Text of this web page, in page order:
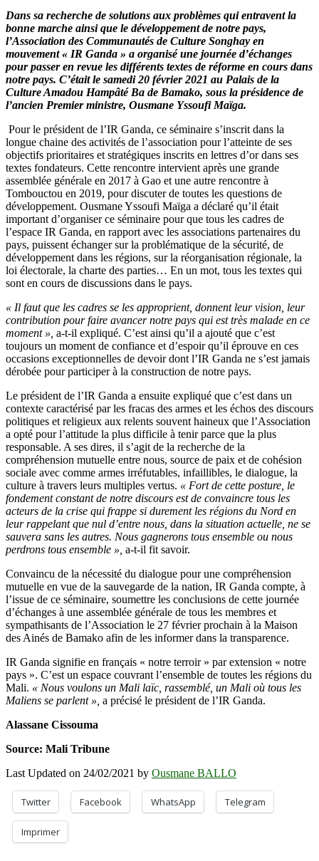
Dans sa recherche de solutions aux problèmes qui entravent la
bonne marche ainsi que le développement de notre pays,
l’Association des Communautés de Culture Songhay en
mouvement « IR Ganda » a organisé une journée d’échanges
pour passer en revue les différents textes de réforme en cours dans
notre pays. C’était le samedi 20 février 2021 au Palais de la
Culture Amadou Hampâté Ba de Bamako, sous la présidence de
l’ancien Premier ministre, Ousmane Yssoufi Maïga.
Pour le président de l’IR Ganda, ce séminaire s’inscrit dans la
longue chaine des activités de l’association pour l’atteinte de ses
objectifs prioritaires et stratégiques inscrits en lettres d’or dans ses
textes fondateurs. Cette rencontre intervient après une grande
assemblée générale en 2017 à Gao et une autre rencontre à
Tombouctou en 2019, pour discuter de toutes les questions de
développement. Ousmane Yssoufi Maïga a déclaré qu’il était
important d’organiser ce séminaire pour que tous les cadres de
l’espace IR Ganda, en rapport avec les associations partenaires du
pays, puissent échanger sur la problématique de la sécurité, de
développement dans les régions, sur la réorganisation régionale, la
loi électorale, la charte des parties… En un mot, tous les textes qui
sont en cours de discussions dans le pays.
« Il faut que les cadres se les approprient, donnent leur vision, leur
contribution pour faire avancer notre pays qui est très malade en ce
moment », a-t-il expliqué. C’est ainsi qu’il a ajouté que c’est
toujours un moment de confiance et d’espoir qu’il éprouve en ces
occasions exceptionnelles de devoir dont l’IR Ganda ne s’est jamais
dérobée pour participer à la construction de notre pays.
Le président de l’IR Ganda a ensuite expliqué que c’est dans un
contexte caractérisé par les fracas des armes et les échos des discours
politiques et religieux aux relents souvent haineux que l’Association
a opté pour l’attitude la plus difficile à tenir parce que la plus
responsable. A ses dires, il s’agit de la recherche de la
compréhension mutuelle entre nous, source de paix et de cohésion
sociale avec comme armes irréfutables, infaillibles, le dialogue, la
culture à travers leurs multiples vertus. « Fort de cette posture, le
fondement constant de notre discours est de convaincre tous les
acteurs de la crise qui frappe si durement les régions du Nord en
leur rappelant que nul d’entre nous, dans la situation actuelle, ne se
sauvera sans les autres. Nous gagnerons tous ensemble ou nous
perdrons tous ensemble », a-t-il fit savoir.
Convaincu de la nécessité du dialogue pour une compréhension
mutuelle en vue de la sauvegarde de la nation, IR Ganda compte, à
l’issue de ce séminaire, soumettre les conclusions de cette journée
d’échanges à une assemblée générale de tous les membres et
sympathisants de l’Association le 27 février prochain à la Maison
des Ainés de Bamako afin de les informer dans la transparence.
IR Ganda signifie en français « notre terroir » par extension « notre
pays ». C’est un espace couvrant l’ensemble de toutes les régions du
Mali. « Nous voulons un Mali laïc, rassemblé, un Mali où tous les
Maliens se parlent », a précisé le président de l’IR Ganda.
Alassane Cissouma
Source: Mali Tribune
Last Updated on 24/02/2021 by Ousmane BALLO
Twitter Facebook WhatsApp Telegram
Imprimer